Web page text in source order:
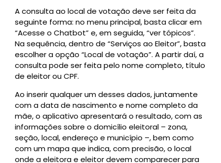
A consulta ao local de votação deve ser feita da
seguinte forma: no menu principal, basta clicar em
“Acesse o Chatbot” e, em seguida, “ver tópicos”.
Na sequência, dentro de “Serviços ao Eleitor”, basta
escolher a opção “Local de votação”. A partir daí, a
consulta pode ser feita pelo nome completo, título
de eleitor ou CPF.
Ao inserir qualquer um desses dados, juntamente
com a data de nascimento e nome completo da
mãe, o aplicativo apresentará o resultado, com as
informações sobre o domicílio eleitoral – zona,
seção, local, endereço e município –, bem como
com um mapa que indica, com precisão, o local
onde a eleitora e eleitor devem comparecer para